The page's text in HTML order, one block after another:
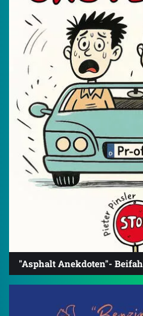
"Asphalt Anekdoten"-